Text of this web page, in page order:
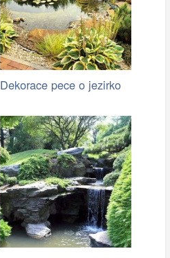
Dekorace pece o jezirko